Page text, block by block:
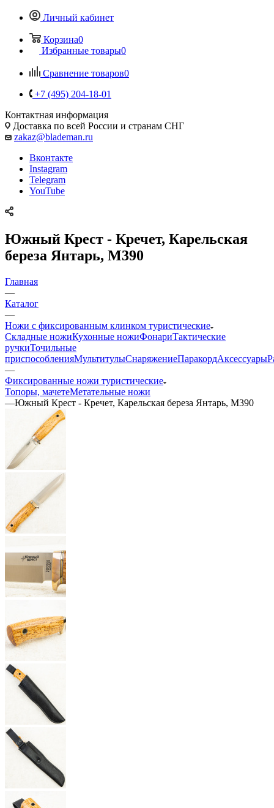
Личный кабинет
Корзина0
Избранные товары0
Сравнение товаров0
+7 (495) 204-18-01
Контактная информация
Доставка по всей России и странам СНГ
zakaz@blademan.ru
Вконтакте
Instagram
Telegram
YouTube
Южный Крест - Кречет, Карельская
береза Янтарь, M390
Главная
—
Каталог
—
Ножи с фиксированным клинком туристические
Складные ножиКухонные ножиФонариТактические
ручкиТочильные
приспособленияМультитулыСнаряжениеПаракордАксессуары
—
Фиксированные ножи туристические
Топоры, мачетеМетательные ножи
—Южный Крест - Кречет, Карельская береза Янтарь, M390